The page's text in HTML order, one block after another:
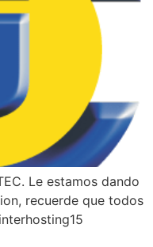
Le estamos dando
recuerde que todos